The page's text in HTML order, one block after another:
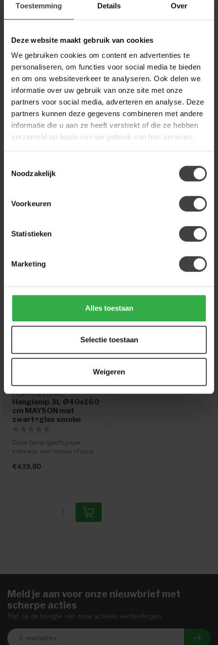
Toestemming Details Over
Deze website maakt gebruik van cookies
We gebruiken cookies om content en advertenties te
personaliseren, om functies voor social media te bieden
en om ons websiteverkeer te analyseren. Ook delen we
informatie over uw gebruik van onze site met onze
partners voor social media, adverteren en analyse. Deze
partners kunnen deze gegevens combineren met andere
informatie die u aan ze heeft verstrekt of die ze hebben
verzameld op basis van uw gebruik van hun services.
Noodzakelijk
Voorkeuren
Statistieken
Marketing
Alles toestaan
Selectie toestaan
Weigeren
Light en Living Hanglamp
MAYSON mat zwart+glas
smoke - Diverse maten
Light en Living Hanglamp
MAYSON goud - Diverse maten €74,95
LIGHT EN LIVING
Light en Living Vloerlamp
Ø42x146 cm MAYSON mat
Heb je een vraag over dit product?
Of heb je hulp nodig bij de bestelling? Neem gerust contact
224 850 926
Recent bekeken
LIGHT EN LIVING
Hanglamp 3L Ø40x160
cm MAYSON mat
zwart+glas smoke
Deze lamp geeft jouw
interieur een mooie chique
han...
€439,80
.
.
Meld je aan voor onze nieuwbrief met
scherpe acties
Blijf op de hoogte van onze actuele aanbiedingen